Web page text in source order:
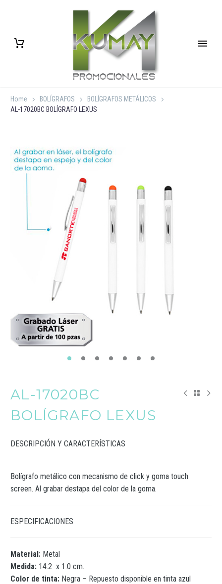
Home BOLÍGRAFOS
BOLÍGRAFOS METÁLICOS
AL-17020BC BOLÍGRAFO LEXUS
AL-17020BC
BOLÍGRAFO LEXUS
DESCRIPCIÓN Y CARACTERÍSTICAS
Bolígrafo metálico con mecanismo de click y goma touch
screen. Al grabar destapa del color de la goma.
ESPECIFICACIONES
Material: Metal
Medida: 14.2 x 1.0 cm.
Color de tinta: Negra – Repuesto disponible en tinta azul